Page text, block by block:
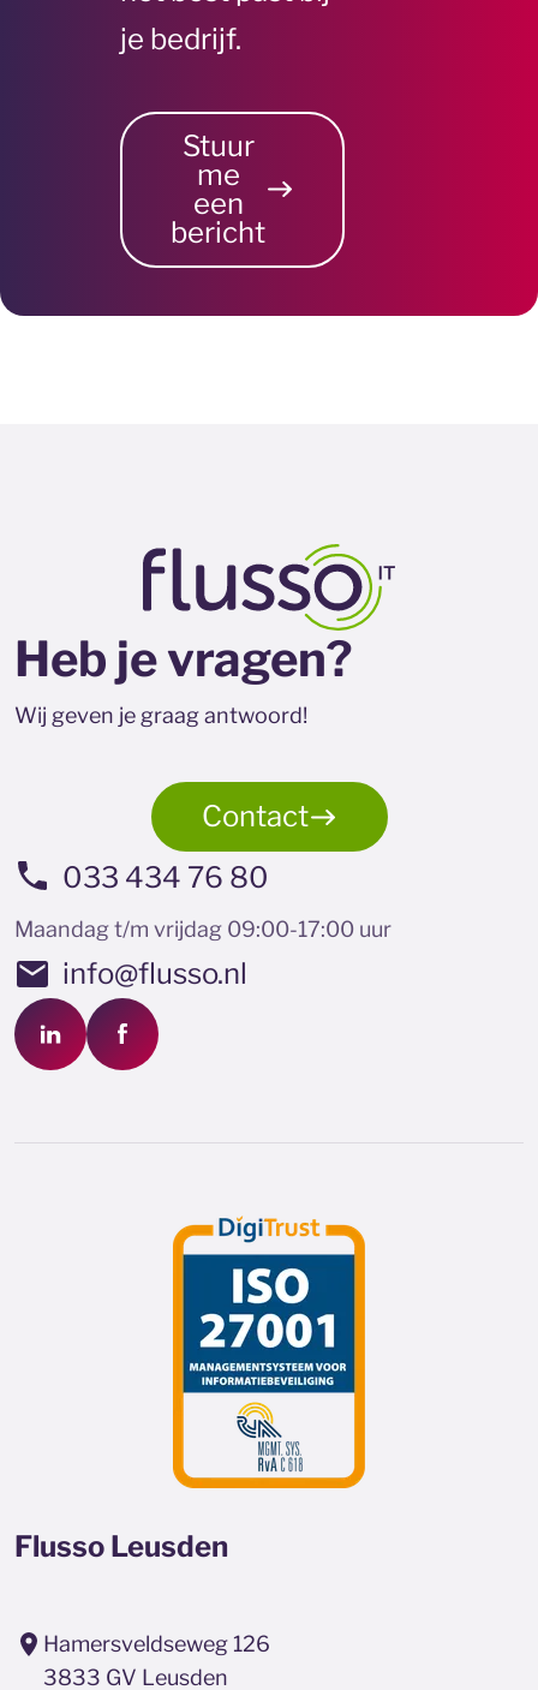
je bedrijf.
Stuur
me
een
bericht
Heb je vragen?
Wij geven je graag antwoord!
Contact
033 434 76 80
Maandag t/m vrijdag 09:00-17:00 uur
info@flusso.nl
Flusso Leusden
Hamersveldseweg 126
3833 GV Leusden